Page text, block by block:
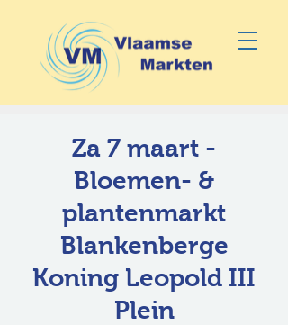
Za 7 maart -
Bloemen- &
plantenmarkt
Blankenberge
Koning Leopold III
Plein